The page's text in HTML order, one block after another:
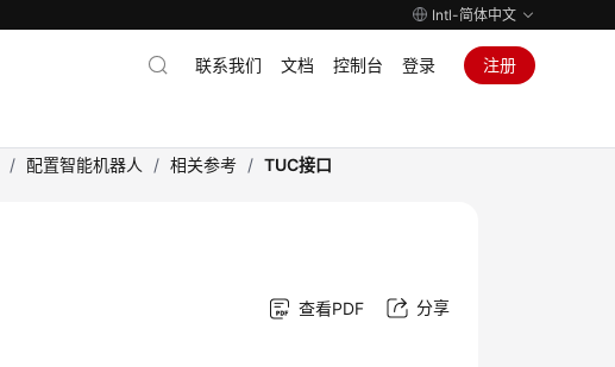
Intl-简体中文
联系我们 文档 控制台 登录 注册
/ 配置智能机器人 / 相关参考 / TUC接口
查看PDF 分享